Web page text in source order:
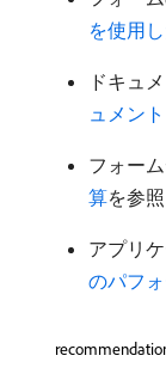
を使用
ドキュ
ュメン
フォー
算を参照
アプリ
のパフ